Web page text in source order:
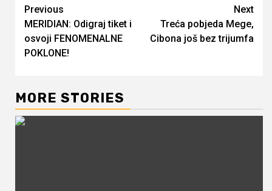
Continue
Reading
Previous
MERIDIAN: Odigraj tiket i
osvoji FENOMENALNE
POKLONE!
Next
Treća pobjeda Mege,
Cibona još bez trijumfa
MORE STORIES